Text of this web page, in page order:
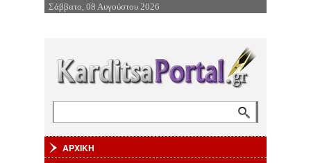
Επιστροφή στην Πλοήγηση
Σάββατο, 08 Αυγούστου 2026
ΑΡΧΙΚΗ